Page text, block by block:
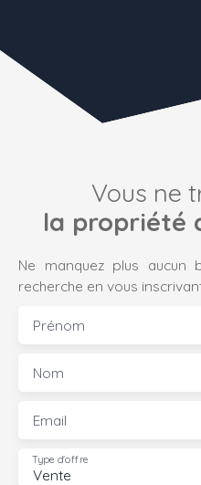
Vous ne
la propriété
Ne manquez plus aucun
recherche en vous
Prénom
Nom
Email
Vente
Type d'offre